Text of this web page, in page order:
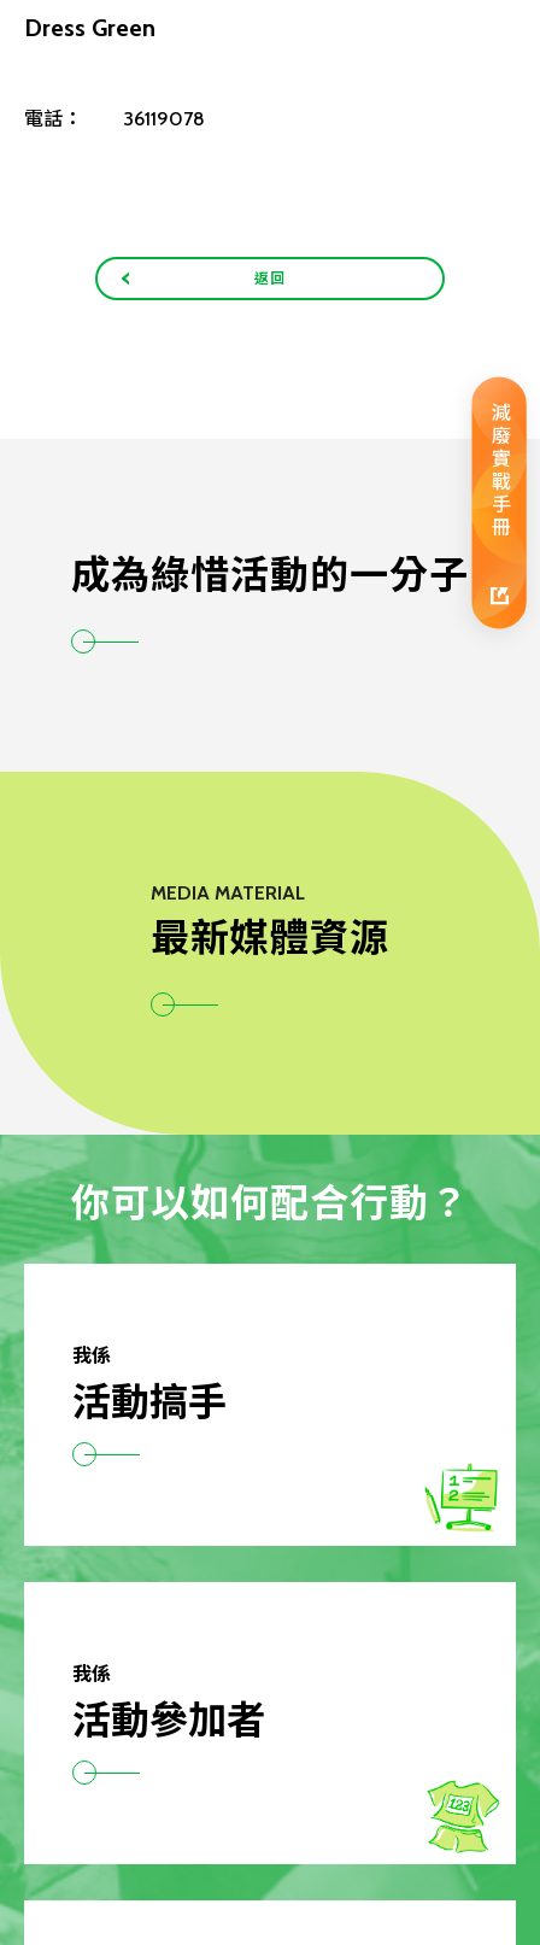
減廢實戰手冊
Dress Green
電話： 36119078
返回
成為綠惜活動的一分子
MEDIA MATERIAL
最新媒體資源
你可以如何配合行動？
我係
活動搞手
我係
活動參加者